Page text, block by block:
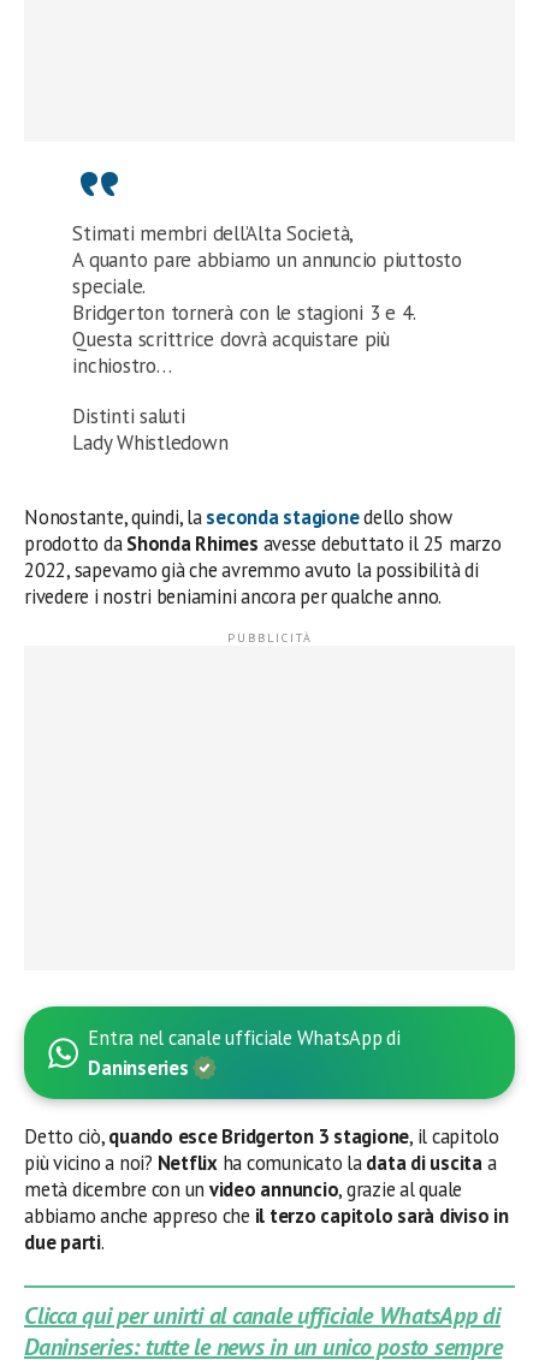
Stimati membri dell’Alta Società,
A quanto pare abbiamo un annuncio piuttosto
speciale.
Bridgerton tornerà con le stagioni 3 e 4.
Questa scrittrice dovrà acquistare più
inchiostro…
Distinti saluti
Lady Whistledown
Nonostante, quindi, laseconda stagionedello show
prodotto daShonda Rhimes avesse debuttato il 25 marzo
2022, sapevamo già che avremmo avuto la possibilità di
rivedere i nostri beniamini ancora per qualche anno.
Entra nel canale ufficiale WhatsApp di
Daninseries
Detto ciò,quando esce Bridgerton 3 stagione, il capitolo
più vicino a noi? Netflixha comunicato ladata di uscitaa
metà dicembre con un video annuncio, grazie al quale
abbiamo anche appreso che il terzo capitolo sarà diviso in
due parti.
Clicca qui per unirti al canale ufficiale WhatsApp di
Daninseries: tutte le news in un unico posto sempre